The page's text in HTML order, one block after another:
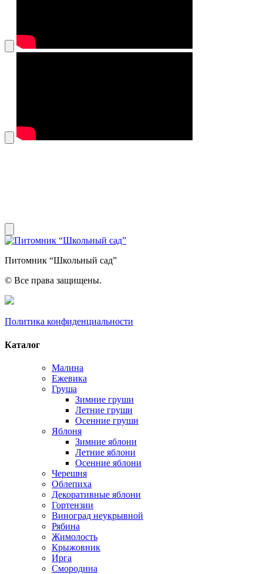
Питомник “Школьный сад”
© Все права защищены.
Политика конфиденциальности
Каталог
Малина
Ежевика
Груша
Зимние груши
Летние груши
Осенние груши
Яблоня
Зимние яблони
Летние яблони
Осенние яблони
Черешня
Облепиха
Декоративные яблони
Гортензии
Виноград неукрывной
Рябина
Жимолость
Крыжовник
Ирга
Смородина